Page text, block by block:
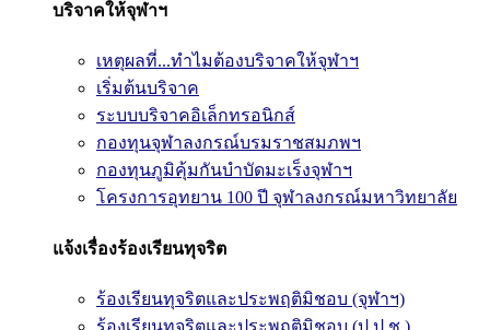
บริจาคให้จุฬาฯ
เหตุผลที่...ทำไมต้องบริจาคให้จุฬาฯ
เริ่มต้นบริจาค
ระบบบริจาคอิเล็กทรอนิกส์
กองทุนจุฬาลงกรณ์บรมราชสมภพฯ
กองทุนภูมิคุ้มกันบำบัดมะเร็งจุฬาฯ
โครงการอุทยาน 100 ปี จุฬาลงกรณ์มหาวิทยาลัย
แจ้งเรื่องร้องเรียนทุจริต
ร้องเรียนทุจริตและประพฤติมิชอบ (จุฬาฯ)
ร้องเรียนทุจริตและประพฤติมิชอบ (ป.ป.ช.)